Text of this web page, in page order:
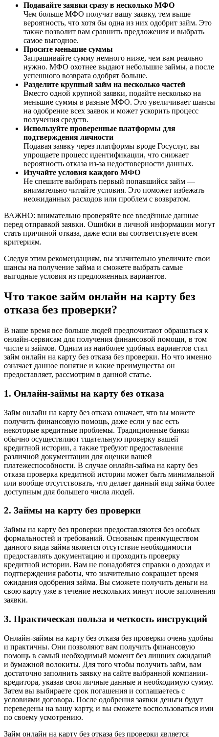
Подавайте заявки сразу в несколько МФО
Чем больше МФО получат вашу заявку, тем выше
вероятность, что хотя бы одна из них одобрит займ. Это
также позволит вам сравнить предложения и выбрать
самое выгодное.
Просите меньшие суммы
Запрашивайте сумму немного ниже, чем вам реально
нужно. МФО охотнее выдают небольшие займы, а после
успешного возврата одобрят больше.
Разделите крупный займ на несколько частей
Вместо одной крупной заявки, подайте несколько на
меньшие суммы в разные МФО. Это увеличивает шансы
на одобрение всех заявок и может ускорить процесс
получения средств.
Используйте проверенные платформы для
подтверждения личности
Подавая заявку через платформы вроде Госуслуг, вы
упрощаете процесс идентификации, что снижает
вероятность отказа из-за недостоверности данных.
Изучайте условия каждого МФО
Не спешите выбирать первый попавшийся займ —
внимательно читайте условия. Это поможет избежать
неожиданных расходов или проблем с возвратом.
ВАЖНО: внимательно проверяйте все введённые данные
перед отправкой заявки. Ошибки в личной информации могут
стать причиной отказа, даже если вы соответствуете всем
критериям.
Следуя этим рекомендациям, вы значительно увеличите свои
шансы на получение займа и сможете выбрать самые
выгодные условия из предложенных вариантов.
Что такое займ онлайн на карту без
отказа без проверки?
В наше время все больше людей предпочитают обращаться к
онлайн-сервисам для получения финансовой помощи, в том
числе и займов. Одним из наиболее удобных вариантов стал
займ онлайн на карту без отказа без проверки. Но что именно
означает данное понятие и какие преимущества он
предоставляет, рассмотрим в данной статье.
1. Онлайн-займы на карту без отказа
Займ онлайн на карту без отказа означает, что вы можете
получить финансовую помощь, даже если у вас есть
некоторые кредитные проблемы. Традиционные банки
обычно осуществляют тщательную проверку вашей
кредитной истории, а также требуют предоставления
различной документации для оценки вашей
платежеспособности. В случае онлайн-займа на карту без
отказа проверка кредитной истории может быть минимальной
или вообще отсутствовать, что делает данный вид займа более
доступным для большего числа людей.
2. Займы на карту без проверки
Займы на карту без проверки предоставляются без особых
формальностей и требований. Основным преимуществом
данного вида займа является отсутствие необходимости
предоставлять документацию и проходить проверку
кредитной истории. Вам не понадобятся справки о доходах и
подтверждения работы, что значительно сокращает время
ожидания одобрения займа. Вы сможете получить деньги на
свою карту уже в течение нескольких минут после заполнения
заявки.
3. Практическая польза и четкость инструкций
Онлайн-займы на карту без отказа без проверки очень удобны
и практичны. Они позволяют вам получить финансовую
помощь в самый необходимый момент без лишних ожиданий
и бумажной волокиты. Для того чтобы получить займ, вам
достаточно заполнить заявку на сайте выбранной компании-
кредитора, указав свои личные данные и необходимую сумму.
Затем вы выбираете срок погашения и соглашаетесь с
условиями договора. После одобрения заявки деньги будут
переведены на вашу карту, и вы сможете воспользоваться ими
по своему усмотрению.
Займ онлайн на карту без отказа без проверки является